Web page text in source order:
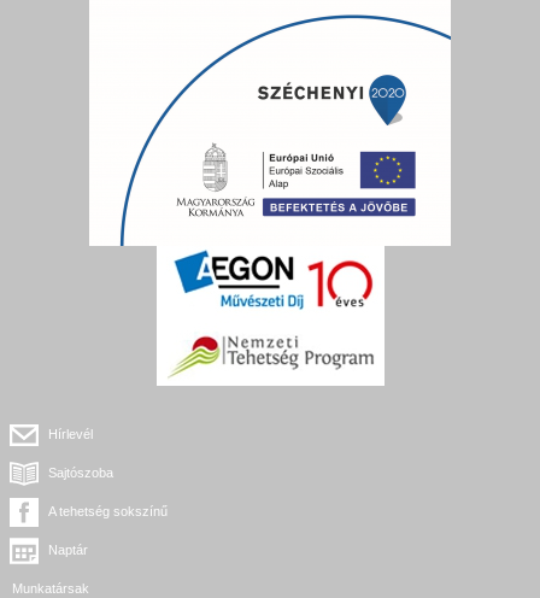
Hírlevél
Sajtószoba
A tehetség sokszínű
Naptár
Munkatársak